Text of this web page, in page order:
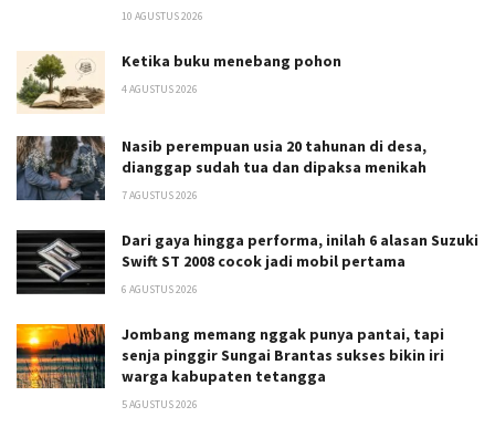
10 AGUSTUS 2026
Ketika buku menebang pohon
4 AGUSTUS 2026
Nasib perempuan usia 20 tahunan di desa,
dianggap sudah tua dan dipaksa menikah
7 AGUSTUS 2026
Dari gaya hingga performa, inilah 6 alasan Suzuki
Swift ST 2008 cocok jadi mobil pertama
6 AGUSTUS 2026
Jombang memang nggak punya pantai, tapi
senja pinggir Sungai Brantas sukses bikin iri
warga kabupaten tetangga
5 AGUSTUS 2026